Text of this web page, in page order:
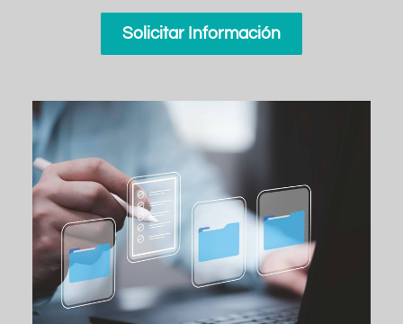
Solicitar Información